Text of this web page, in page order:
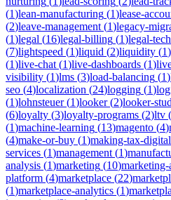
(1)lean-manufacturing (1)lease-
(2)leave-management (1)legacy-
(1)legal (16)legal-billing (1)legal-tech
(7)lightspeed (1)liquid (2)liquidity (1)
(1)live-chat (1)live-dashboards (1)
visibility (1)lms (3)load-balancing (1)
seo (4)localization (24)logging (1)
(1)lohnsteuer(1)looker(2)looker-
(6)loyalty (3)loyalty-programs (2)ltv (
(1)machine-learning (13)magento (4)
(4)make-or-buy (1)making-tax-digital
services (1)management (1)
analysis (1)marketing (10)marketing-
platform (4)marketplace (22)
(1)marketplace-analytics (1)